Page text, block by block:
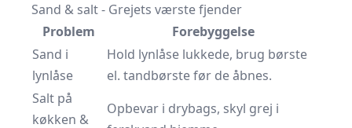
Sand & salt - Grejets værste fjender
Problem
Forebyggelse
Sand i
lynlåse
Hold lynlåse lukkede, brug børste
el. tandbørste før de åbnes.
Salt på
køkken &
Opbevar i drybags, skyl grej i